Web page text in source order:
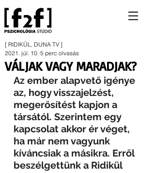
VÁLJAK VAGY MARADJAK?
[ RIDIKÜL, DUNA TV ]
2021. júl. 10. 5 perc olvasás
Az ember alapvető igénye
az, hogy visszajelzést,
megerősítést kapjon a
társától. Szerintem egy
kapcsolat akkor ér véget,
ha már nem vagyunk
kíváncsiak a másikra. Erről
beszélgettünk a Ridikül